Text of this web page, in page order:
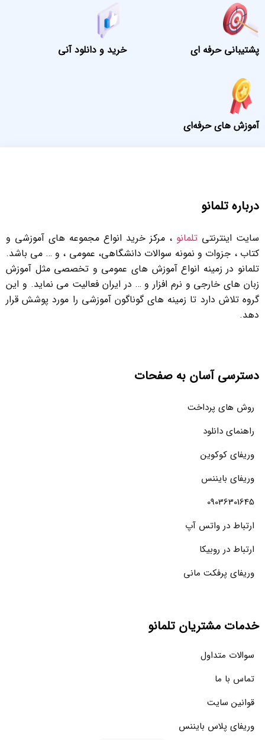
پشتیبانی حرفه ای خرید و دانلود آنی
آموزش های حرفه‌ای
درباره تلمانو
سایت اینترنتی تلمانو ، مرکز خرید انواع مجموعه های آموزشی و
کتاب ، جزوات و نمونه سوالات دانشگاهی، عمومی ، و … می باشد.
تلمانو در زمینه انواع آموزش های عمومی و تخصصی مثل آموزش
زبان های خارجی و نرم افزار و … در ایران فعالیت می نماید. و این
گروه تلاش دارد تا زمینه های گوناگون آموزشی را مورد پوشش قرار
دهد.
دسترسی آسان به صفحات
روش های پرداخت
راهنمای دانلود
وریفای کوکوین
وریفای بایننس
09036301645
ارتباط در واتس آپ
ارتباط در روبیکا
وریفای پرفکت مانی
خدمات مشتریان تلمانو
سوالات متداول
تماس با ما
قوانین سایت
وریفای پلاس بایننس